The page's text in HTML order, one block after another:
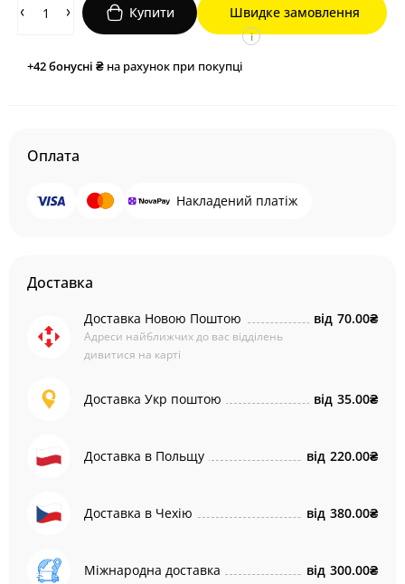
Купити Швидке замовлення
+42бонусні ₴ на рахунок при покупці
i
Оплата
Накладений платіж
Доставка
Доставка Новою Поштою
Адреси найближчих до вас відділень
дивитися на карті
від 70.00₴
Доставка Укр поштою від 35.00₴
Доставка в Польщу від 220.00₴
Доставка в Чехію від 380.00₴
Міжнародна доставка від 300.00₴